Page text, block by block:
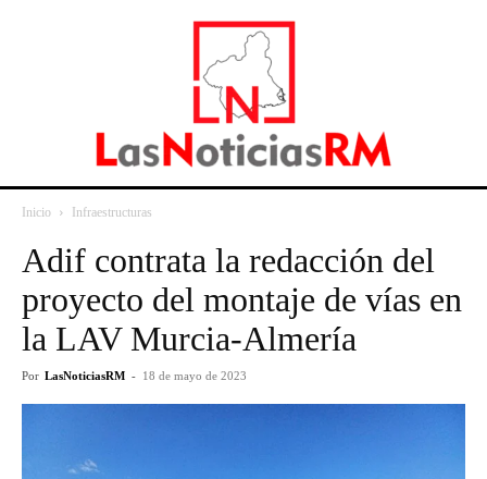
Inicio Infraestructuras
Adif contrata la redacción del
proyecto del montaje de vías en
la LAV Murcia-Almería
Por LasNoticiasRM - 18 de mayo de 2023